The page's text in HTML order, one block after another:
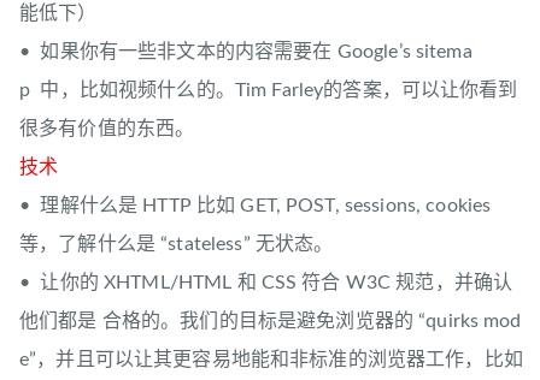
能低下）
• 如果你有一些非文本的内容需要在 Google’s sitema
p 中，比如视频什么的。Tim Farley的答案，可以让你看到
很多有价值的东西。
技术
• 理解什么是 HTTP 比如 GET, POST, sessions, cookies
等，了解什么是 “stateless” 无状态。
• 让你的 XHTML/HTML 和 CSS 符合 W3C 规范，并确认
他们都是 合格的。我们的目标是避免浏览器的 “quirks mod
e”，并且可以让其更容易地能和非标准的浏览器工作，比如